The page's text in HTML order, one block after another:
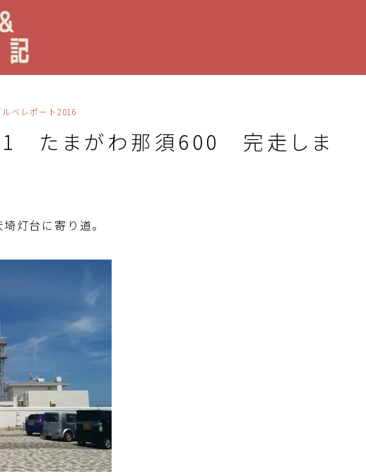
ルベレポート2016
たまがわ那須600 完走しま
灯台に寄り道。